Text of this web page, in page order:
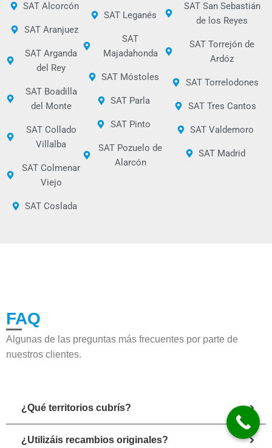
SAT Alcorcón
SAT Aranjuez
SAT Arganda
del Rey
SAT Boadilla
del Monte
SAT Collado
Villalba
SAT Colmenar
Viejo
SAT Coslada
SAT Leganés
SAT
Majadahonda
SAT Móstoles
SAT Parla
SAT Pinto
SAT Pozuelo de
Alarcón
SAT San Sebastián
de los Reyes
SAT Torrejón de
Ardóz
SAT Torrelodones
SAT Tres Cantos
SAT Valdemoro
SAT Madrid
FAQ
Algunas de las preguntas más frecuentes por parte de
nuestros clientes.
¿Qué territorios cubrís?
¿Utilizáis recambios originales?